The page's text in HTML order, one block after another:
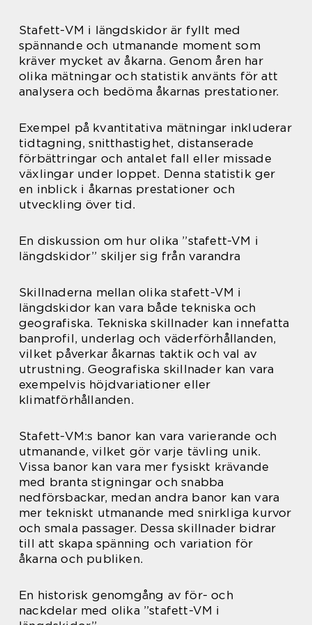
Stafett-VM i längdskidor är fyllt med
spännande och utmanande moment som
kräver mycket av åkarna. Genom åren har
olika mätningar och statistik använts för att
analysera och bedöma åkarnas prestationer.
Exempel på kvantitativa mätningar inkluderar
tidtagning, snitthastighet, distanserade
förbättringar och antalet fall eller missade
växlingar under loppet. Denna statistik ger
en inblick i åkarnas prestationer och
utveckling över tid.
En diskussion om hur olika ”stafett-VM i
längdskidor” skiljer sig från varandra
Skillnaderna mellan olika stafett-VM i
längdskidor kan vara både tekniska och
geografiska. Tekniska skillnader kan innefatta
banprofil, underlag och väderförhållanden,
vilket påverkar åkarnas taktik och val av
utrustning. Geografiska skillnader kan vara
exempelvis höjdvariationer eller
klimatförhållanden.
Stafett-VM:s banor kan vara varierande och
utmanande, vilket gör varje tävling unik.
Vissa banor kan vara mer fysiskt krävande
med branta stigningar och snabba
nedförsbackar, medan andra banor kan vara
mer tekniskt utmanande med snirkliga kurvor
och smala passager. Dessa skillnader bidrar
till att skapa spänning och variation för
åkarna och publiken.
En historisk genomgång av för- och
nackdelar med olika ”stafett-VM i